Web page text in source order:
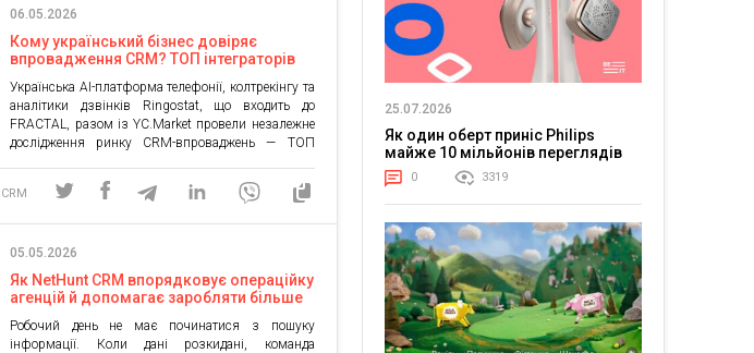
06.05.2026
Кому український бізнес довіряє
впровадження CRM? ТОП інтеграторів
Українська AI-платформа телефонії, колтрекінгу та
аналітики дзвінків Ringostat, що входить до
FRACTAL, разом із YC.Market провели незалежне
дослідження ринку CRM-впроваджень — ТОП
виступив верифікатором проєкту: долучився до
визначення критеріїв оцінювання та
ТОП-100 CRM-інтеграторів, а також визначено
переможців у спеціальних номінаціях. Проєкт […]
CRM
05.05.2026
Як NetHunt CRM впорядковує операційку
агенцій й допомагає заробляти більше
Робочий день не має починатися з пошуку
інформації. Коли дані розкидані, команда
25.07.2026
Як один оберт приніс Philips
майже 10 мільйонів переглядів
0 3319